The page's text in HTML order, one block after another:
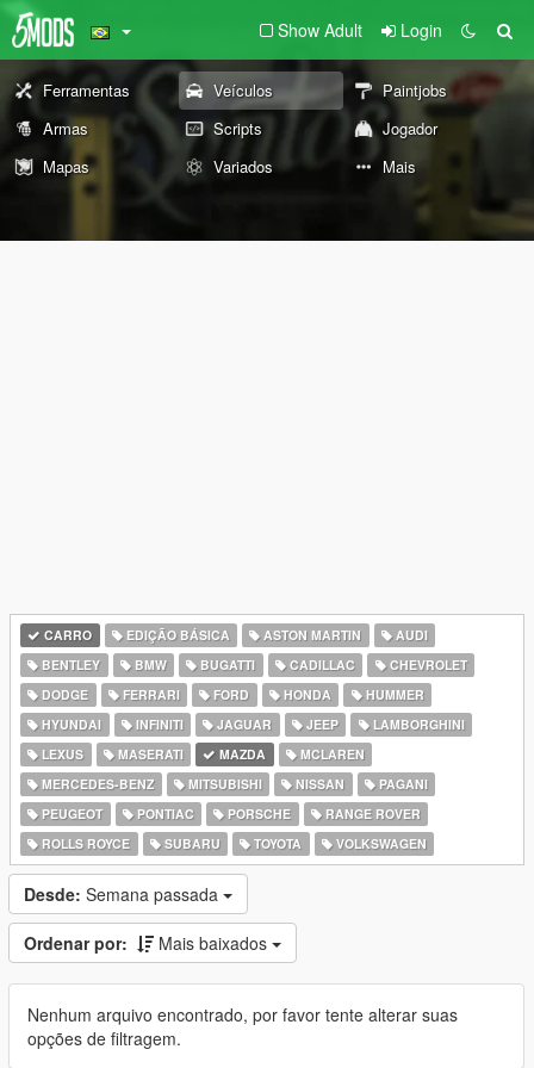
Show Adult Login
Ferramentas Veículos
Paintjobs
Armas
Scripts
Jogador
Mapas
Variados Mais
CARRO EDIÇÃO BÁSICA ASTON MARTIN
AUDI
BENTLEY
BMW BUGATTI CADILLAC
CHEVROLET
DODGE
FERRARI FORD HONDA
HUMMER
HYUNDAI
INFINITI JAGUAR JEEP
LAMBORGHINI
LEXUS
MASERATI MAZDA
MCLAREN
MERCEDES-BENZ
MITSUBISHI NISSAN
PAGANI
PEUGEOT
PONTIAC PORSCHE
RANGE ROVER
ROLLS ROYCE
SUBARU TOYOTA VOLKSWAGEN
Desde: Semana passada
Ordenar por: Mais baixados
Nenhum arquivo encontrado, por favor tente alterar suas
opções de filtragem.